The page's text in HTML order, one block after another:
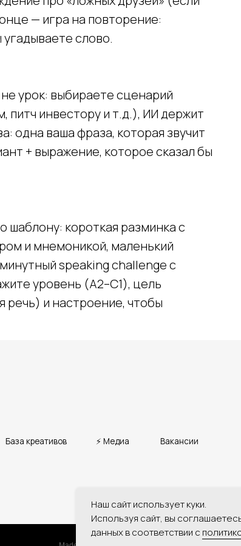
— игра на повторение:
угадываете слово.
урок: выбираете сценарий
питч инвестору и т.д.), ИИ держит
одна ваша фраза, которая звучит
+ выражение, которое сказал бы
короткая разминка с
и мнемоникой, маленький
speaking challenge с
уровень (A2–C1), цель
и настроение, чтобы
Вакансии
⚡ Медиа
Наш сайт использует куки.
Используя сайт, вы
данных в соответствии с